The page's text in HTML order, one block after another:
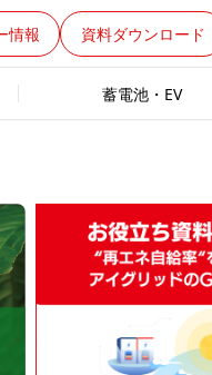
情報 資料ダウンロード
蓄電池・EV